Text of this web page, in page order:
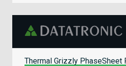
Thermal Grizzly PhaseSheet